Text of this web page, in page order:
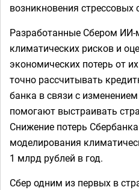
возникновения стрессовых
Разработанные Сбером ИИ-
климатических рисков и
экономических потерь от
точно рассчитывать
банка в связи с
помогают выстраивать
Снижение потерь
моделирования
1 млрд рублей в год.
Сбер одним из первых в